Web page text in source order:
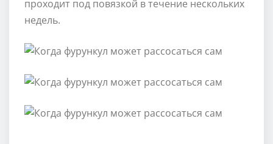
проходит под повязкой в течение нескольких
недель.